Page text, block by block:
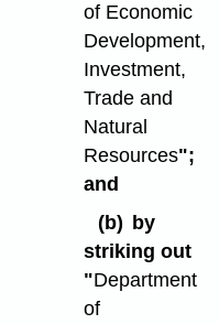
of Economic
Development,
Investment,
Trade and
Natural
Resources";
and
(b) by
striking out
"Department
of